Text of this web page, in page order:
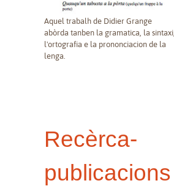
Aquel trabalh de Didier Grange
abòrda tanben la gramatica, la sintaxi,
l'ortografia e la prononciacion de la
lenga.
Recèrca-
publicacions